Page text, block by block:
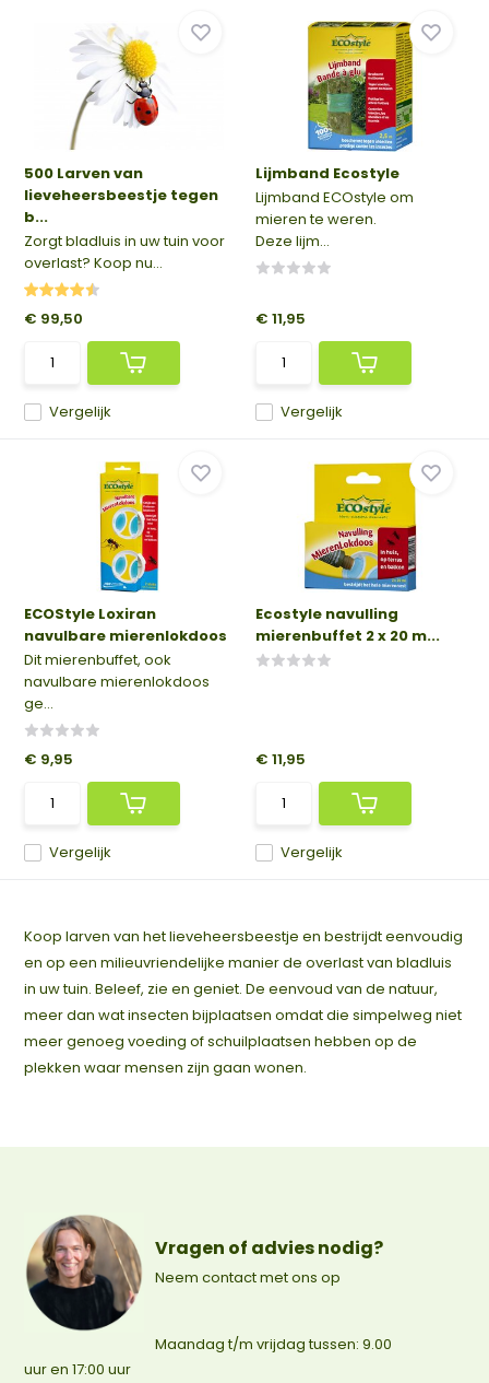
500 Larven van
lieveheersbeestje tegen
b...
Zorgt bladluis in uw tuin voor
overlast? Koop nu...
Vergelijk
€ 99,50
Lijmband Ecostyle
Lijmband ECOstyle om
mieren te weren.
Deze lijm...
Vergelijk
€ 11,95
ECOStyle Loxiran
navulbare mierenlokdoos
Dit mierenbuffet, ook
navulbare mierenlokdoos
ge...
Vergelijk
€ 9,95
Ecostyle navulling
mierenbuffet 2 x 20 m...
Vergelijk
€ 11,95
Koop larven van het lieveheersbeestje en bestrijdt eenvoudig
en op een milieuvriendelijke manier de overlast van bladluis
in uw tuin. Beleef, zie en geniet. De eenvoud van de natuur,
meer dan wat insecten bijplaatsen omdat die simpelweg niet
meer genoeg voeding of schuilplaatsen hebben op de
plekken waar mensen zijn gaan wonen.
Vragen of advies nodig?
Neem contact met ons op
Maandag t/m vrijdag tussen: 9.00
uur en 17:00 uur